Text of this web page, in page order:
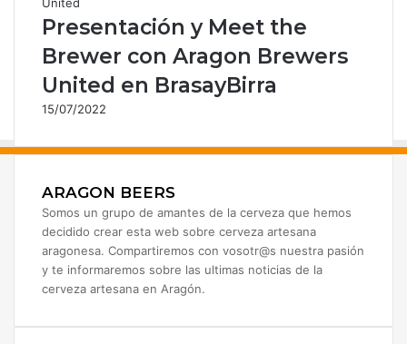
i
c
Presentación y Meet the
Brewer con Aragon Brewers
United en BrasayBirra
15/07/2022
ARAGON BEERS
Somos un grupo de amantes de la cerveza que hemos
decidido crear esta web sobre cerveza artesana
aragonesa. Compartiremos con vosotr@s nuestra pasión
y te informaremos sobre las ultimas noticias de la
cerveza artesana en Aragón.